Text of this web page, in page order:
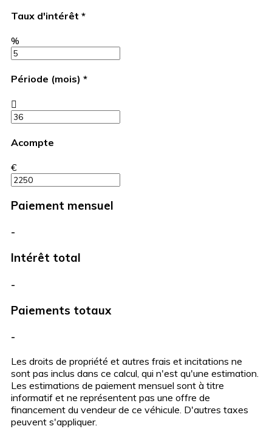
Taux d'intérêt *
%
Période (mois) *
Acompte
€
Paiement mensuel
-
Intérêt total
-
Paiements totaux
-
Les droits de propriété et autres frais et incitations ne
sont pas inclus dans ce calcul, qui n'est qu'une estimation.
Les estimations de paiement mensuel sont à titre
informatif et ne représentent pas une offre de
financement du vendeur de ce véhicule. D'autres taxes
peuvent s'appliquer.